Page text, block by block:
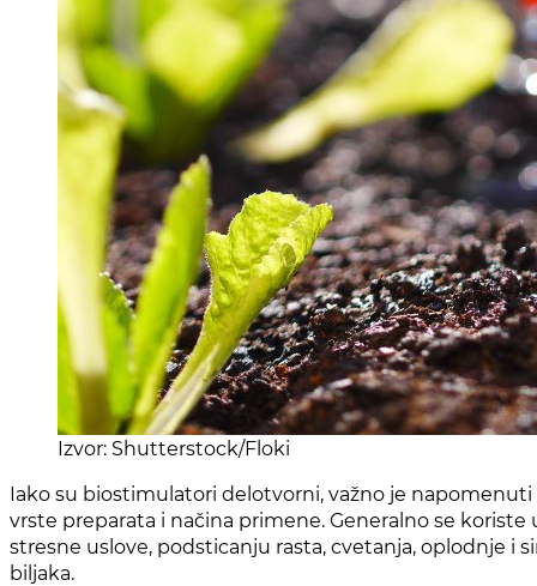
Izvor: Shutterstock/Floki
Iako su biostimulatori delotvorni, važno je
vrste preparata i načina primene. Generalno se
stresne uslove, podsticanju rasta, cvetanja, oplodnje i
biljaka.